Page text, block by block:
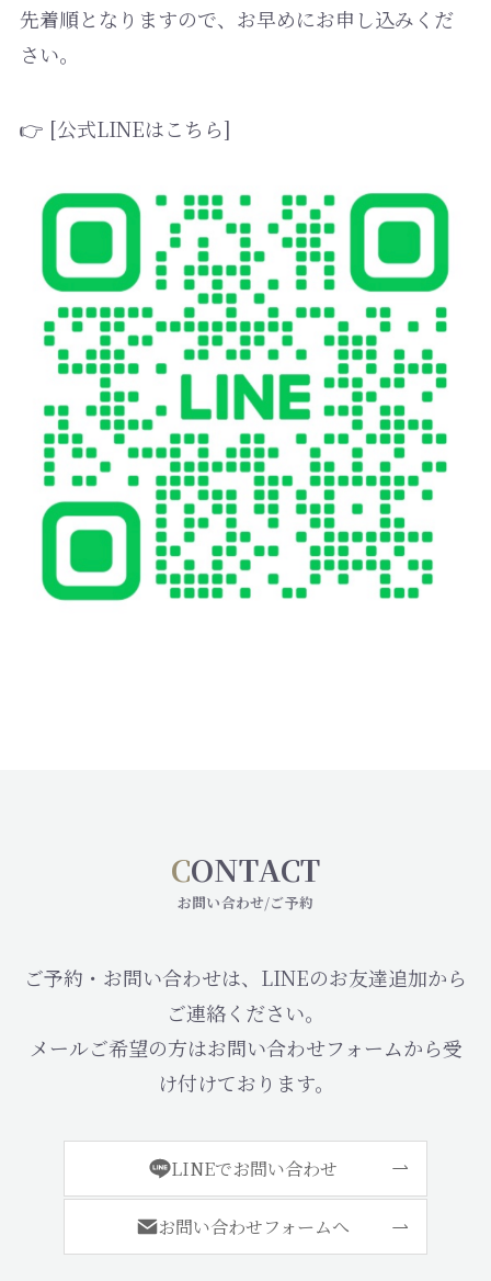
先着順となりますので、お早めにお申し込みくだ
さい。
👉 [公式LINEはこちら]
CONTACT
お問い合わせ/ご予約
ご予約・お問い合わせは、LINEのお友達追加から
ご連絡ください。
メールご希望の方はお問い合わせフォームから受
け付けております。
LINEでお問い合わせ
お問い合わせフォームへ